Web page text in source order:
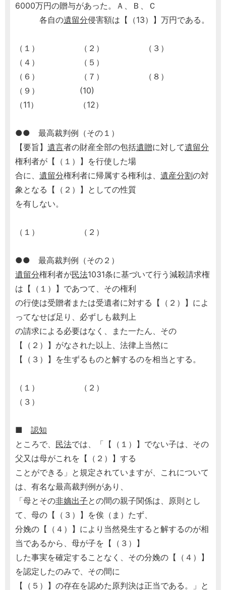
6000万円の贈与があった。Ａ、Ｂ、Ｃ
各自の遺留分侵害額は【（13）】万円である。
（１） （２） （３）
（４） （５）
（６） （７） （８）
（９） (10)
（11） （12）
●● 最高裁判例（その１）
【要旨】 遺言者の財産全部の包括遺贈に対して遺留分
権利者が【（１）】を行使した場
合に、 遺留分権利者に帰属する権利は、 遺産分割の対
象となる【（２）】としての性質
を有しない。
（１） （２）
●● 最高裁判例（その２）
遺留分権利者が民法1031条に基づいて行う減殺請求権
は【（１）】であつて、その権利
の行使は受贈者または受遺者に対する【（２）】によ
ってなせば足り、必ずしも裁判上
の請求による必要はなく、また一たん、その
【（２）】がなされた以上、法律上当然に
【（３）】を生ずるものと解するのを相当とする。
（１） （２）
（３）
■ 認知
ところで、 民法では、「【（１）】でない子は、その
父又は母がこれを【（２）】する
ことができる」と規定されていますが、これについて
は、有名な最高裁判例があり、
「母とその非嫡出子との間の親子関係は、原則とし
て、母の【（３）】を俟（ま）たず、
分娩の【（４）】により当然発生すると解するのが相
当であるから、母が子を【（３）】
した事実を確定することなく、その分娩の【（４）】
を認定したのみで、その間に
【（５）】の存在を認めた原判決は正当である。」と